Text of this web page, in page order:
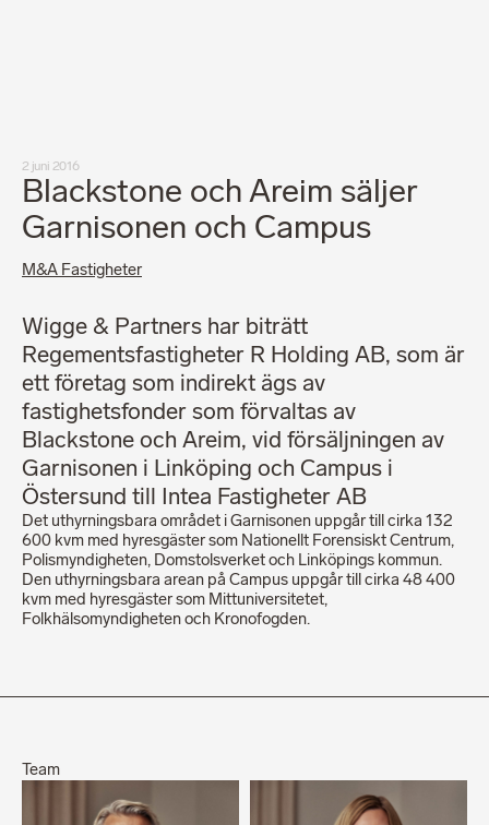
Allmänna villkor
Integritetspolicy
Professionell uppförandekod
2 juni 2016
Blackstone och Areim säljer
Garnisonen och Campus
M&A Fastigheter
Wigge & Partners har biträtt
Regementsfastigheter R Holding AB, som är
ett företag som indirekt ägs av
fastighetsfonder som förvaltas av
Blackstone och Areim, vid försäljningen av
Garnisonen i Linköping och Campus i
Östersund till Intea Fastigheter AB
Det uthyrningsbara området i Garnisonen uppgår till cirka 132
600 kvm med hyresgäster som Nationellt Forensiskt Centrum,
Polismyndigheten, Domstolsverket och Linköpings kommun.
Den uthyrningsbara arean på Campus uppgår till cirka 48 400
kvm med hyresgäster som Mittuniversitetet,
Folkhälsomyndigheten och Kronofogden.
Team